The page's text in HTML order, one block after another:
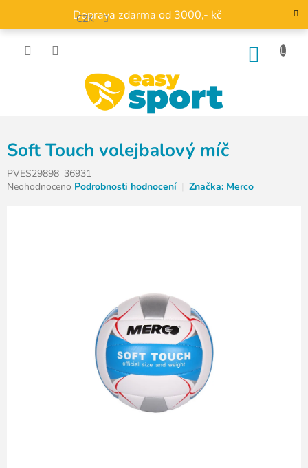
obsah
Doprava zdarma od 3000,- kč
CZK
Soft Touch volejbalový míč
PVES29898_36931
Průměrné
Neohodnoceno Podrobnosti hodnocení Značka: Merco